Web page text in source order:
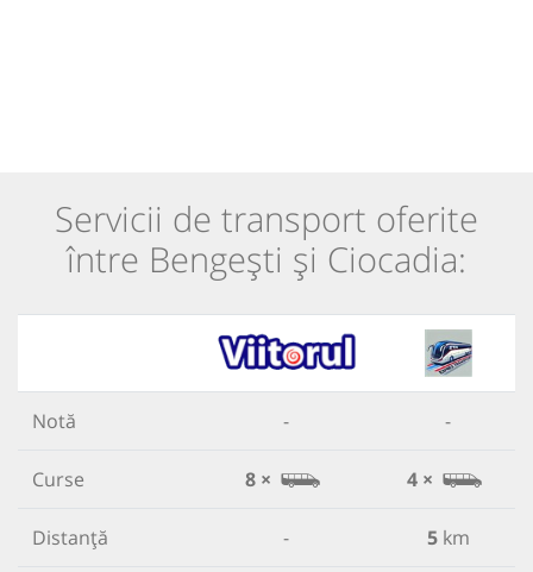
Servicii de transport oferite
între Bengești și Ciocadia:
Notă - -
Curse 8 × 4 ×
Distanță - 5km